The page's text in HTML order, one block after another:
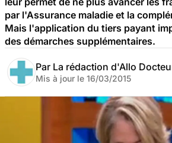
par l'Assurance maladie et la
Mais l'application du tiers payant
des démarches supplémentaires.
Par La rédaction d'Allo
Mis à jour le 16/03/2015